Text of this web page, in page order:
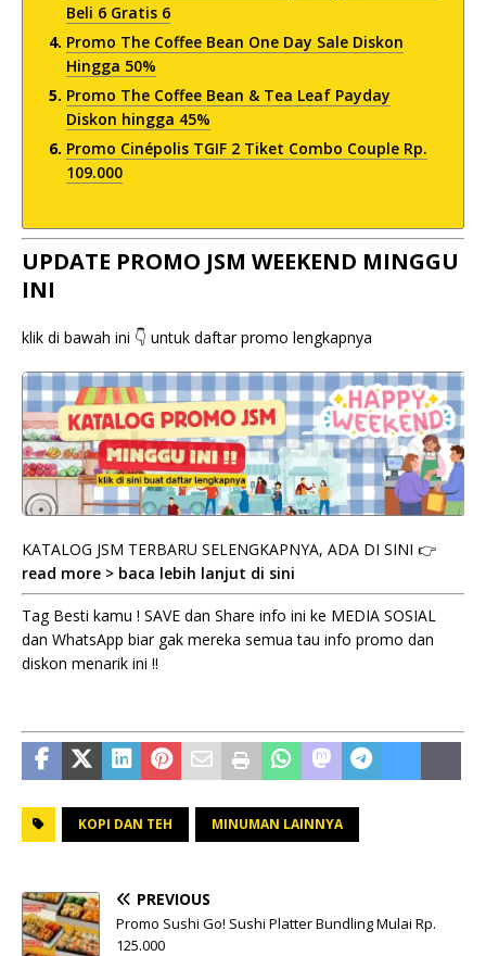
Beli 6 Gratis 6
Promo The Coffee Bean One Day Sale Diskon
Hingga 50%
Promo The Coffee Bean & Tea Leaf Payday
Diskon hingga 45%
Promo Cinépolis TGIF 2 Tiket Combo Couple Rp.
109.000
UPDATE PROMO JSM WEEKEND MINGGU
INI
klik di bawah ini 👇 untuk daftar promo lengkapnya
KATALOG JSM TERBARU SELENGKAPNYA, ADA DI SINI 👉
read more > baca lebih lanjut di sini
Tag Besti kamu ! SAVE dan Share info ini ke MEDIA SOSIAL
dan WhatsApp biar gak mereka semua tau info promo dan
diskon menarik ini !!
KOPI DAN TEH MINUMAN LAINNYA
PREVIOUS
Promo Sushi Go! Sushi Platter Bundling Mulai Rp.
125.000